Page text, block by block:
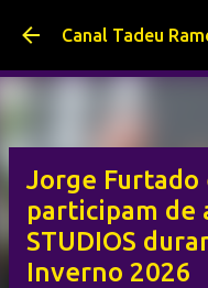
Pular para
Canal Tadeu
Jorge Furtado
participam de
STUDIOS
Inverno 2026